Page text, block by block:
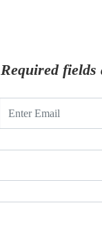
Required fields